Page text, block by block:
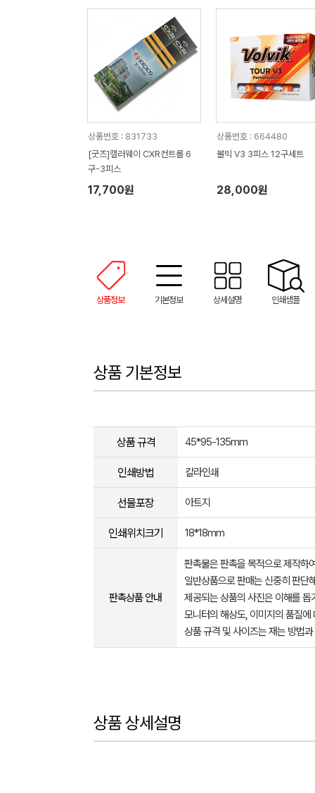
상품번호 : 831733
[굿즈]캘러웨이 CXR컨트롤 6
구-3피스
17,700원
상품번호 : 664480
볼빅 V3 3피스 12구세트
28,000원
상품정보 기본정보 상세설명 인쇄샘플
상품 기본정보
상품 규격 45*95-135mm
인쇄방법 칼라인쇄
선물포장 아트지
인쇄위치크기 18*18mm
판촉상품 안내
판촉물은 판촉을 목적으로 제작하
일반상품으로 판매는 신중히 판단
제공되는 상품의 사진은 이해를
모니터의 해상도, 이미지의 품질
상품 규격 및 사이즈는 재는 방법
상품 상세설명